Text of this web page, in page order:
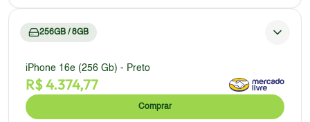
256GB / 8GB
iPhone 16e (256 Gb) - Preto
R$4.374,77
Comprar